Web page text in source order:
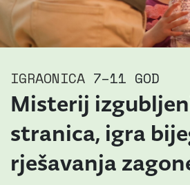
IGRAONICA 7–11 GOD
Misterij
stranica, igra
rješavanja